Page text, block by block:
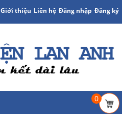
Giới thiệu Liên hệ Đăng nhập Đăng ký
0